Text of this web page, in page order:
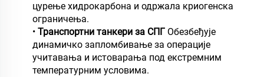
цурење хидрокарбона и одржала криогенска
ограничења.
• Транспортни танкери за СПГ Обезбеђује
динамичко запломбивање за операције
учитавања и истоварања под екстремним
температурним условима.